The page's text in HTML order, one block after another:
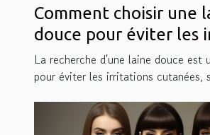
Comment choisir une
douce pour éviter les
?La recherche d'une laine douce est
pour éviter les irritations cutanées,